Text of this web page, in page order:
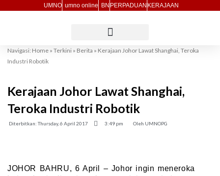
UMNO umno online BN PERPADUAN KERAJAAN
Navigasi: Home » Terkini » Berita » Kerajaan Johor Lawat Shanghai, Teroka
Industri Robotik
Kerajaan Johor Lawat Shanghai,
Teroka Industri Robotik
Diterbitkan: Thursday, 6 April 2017 3:49 pm Oleh UMNOPG
JOHOR BAHRU, 6 April – Johor ingin meneroka